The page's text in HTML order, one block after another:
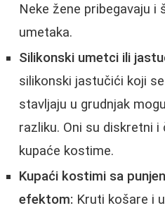
Neke žene pribegavaju i
umetaka.
Silikonski umetci ili
silikonski jastučići koji
stavljaju u grudnjak
razliku. Oni su diskretni
kupaće kostime.
Kupaći kostimi sa
efektom: Kruti košare i